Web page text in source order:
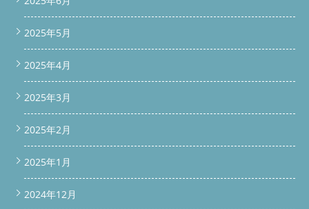
2025年5月
2025年4月
2025年3月
2025年2月
2025年1月
2024年12月